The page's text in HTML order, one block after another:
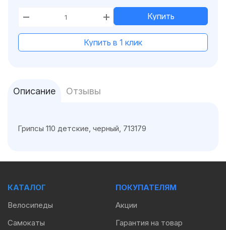
Купить
Купить в 1 клик
Описание Отзывы
Грипсы 110 детские, черный, 713179
КАТАЛОГ
Велосипеды
Самокаты
ПОКУПАТЕЛЯМ
Акции
Гарантия на товар